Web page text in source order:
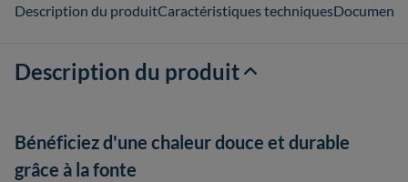
Description du produitCaractéristiques techniquesDocuments
Description du produit
Bénéficiez d'une chaleur douce et durable
grâce à la fonte